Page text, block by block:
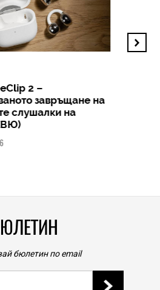
2 –
завръщане на
слушалки на
бюлетин по email